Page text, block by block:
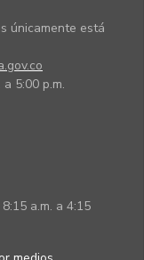
únicamente está
5:00 p.m.
a.m. a 4:15